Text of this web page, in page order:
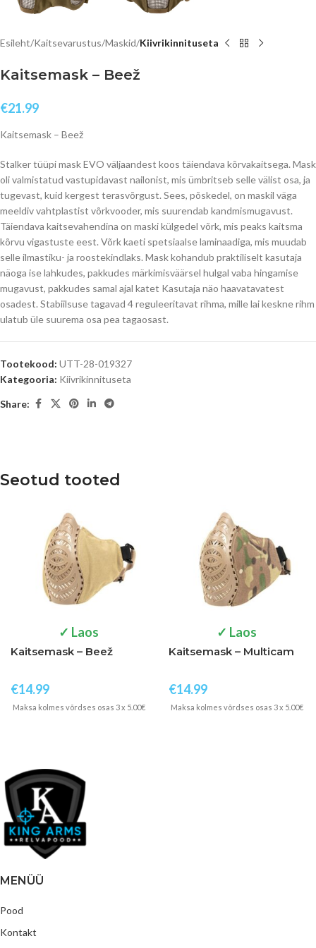
Esileht Kaitsevarustus Maskid Kiivrikinnituseta
Kaitsemask – Beež
€21.99
Kaitsemask – Beež
Stalker tüüpi mask EVO väljaandest koos täiendava kõrvakaitsega. Mask
oli valmistatud vastupidavast nailonist, mis ümbritseb selle välist osa, ja
tugevast, kuid kergest terasvõrgust. Sees, põskedel, on maskil väga
meeldiv vahtplastist võrkvooder, mis suurendab kandmismugavust.
Täiendava kaitsevahendina on maski külgedel võrk, mis peaks kaitsma
kõrvu vigastuste eest. Võrk kaeti spetsiaalse laminaadiga, mis muudab
selle ilmastiku- ja roostekindlaks. Mask kohandub praktiliselt kasutaja
näoga ise lahkudes, pakkudes märkimisväärsel hulgal vaba hingamise
mugavust, pakkudes samal ajal katet Kasutaja näo haavatavatest
osadest. Stabiilsuse tagavad 4 reguleeritavat rihma, mille lai keskne rihm
ulatub üle suurema osa pea tagaosast.
Tootekood: UTT-28-019327
Kategooria: Kiivrikinnituseta
Share:
Seotud tooted
✓ Laos
Kaitsemask – Beež
€14.99
Maksa kolmes võrdses osas 3 x 5.00€
✓ Laos
Kaitsemask – Multicam
€14.99
Maksa kolmes võrdses osas 3 x 5.00€
MENÜÜ
Pood
Kontakt